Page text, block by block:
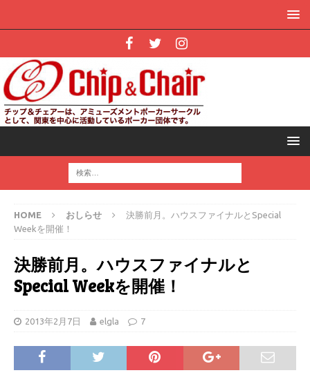
HOME おしらせ
決勝前月。ハウスファイナルとSpecial
Weekを開催！
決勝前月。ハウスファイナルと
Special Weekを開催！
2013年2月7日 elgla 7